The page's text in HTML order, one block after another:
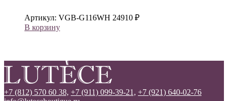
Артикул: VGB-G116WH 24910 ₽
В корзину
+7 (812) 570 60 38, +7 (911) 099-39-21, +7 (921) 640-02-76